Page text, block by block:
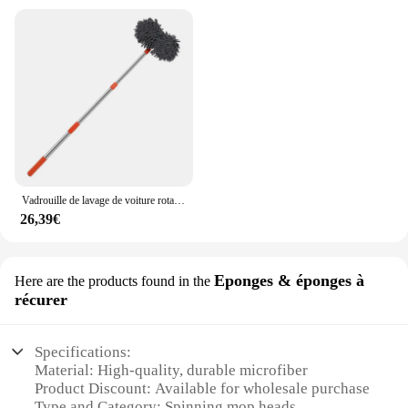
Vadrouille de lavage de voiture rotative à double tête, brosse télescopique à trois sections, livres de toit et de fenêtre, outils de livres automobiles
26,39€
Here are the products found in the Eponges & éponges à
récurer
Specifications:
Material: High-quality, durable microfiber
Product Discount: Available for wholesale purchase